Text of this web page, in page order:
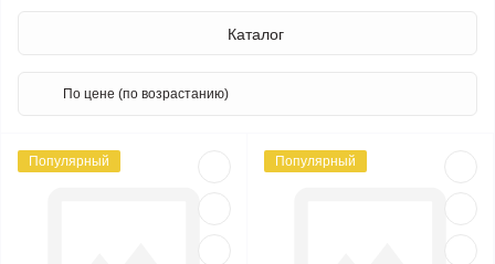
Каталог
Популярный Популярный